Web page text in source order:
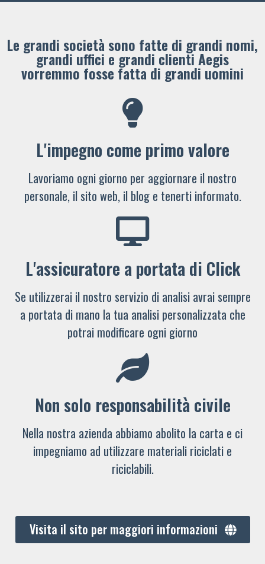
Le grandi società sono fatte di grandi nomi,
grandi uffici e grandi clienti ​Aegis
vorremmo fosse fatta di grandi uomini
L'impegno come primo valore
Lavoriamo ogni giorno per aggiornare il nostro
personale, il sito web, il blog e tenerti informato.
L'assicuratore a portata di Click
Se utilizzerai il nostro servizio di analisi avrai sempre
a portata di mano la tua analisi personalizzata che
potrai modificare ogni giorno
Non solo responsabilità civile
Nella nostra azienda abbiamo abolito la carta e ci
impegniamo ad utilizzare materiali riciclati e
riciclabili.
Visita il sito per maggiori informazioni